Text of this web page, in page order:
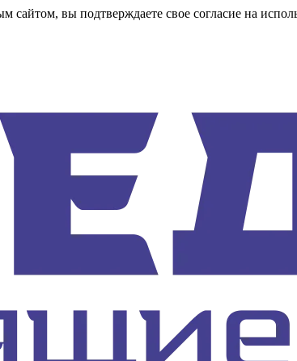
вы подтверждаете свое согласие на